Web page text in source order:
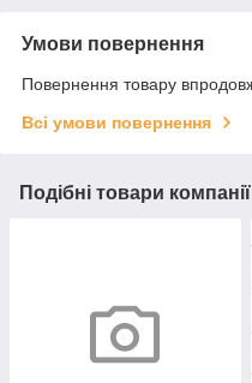
Умови повернення
Повернення товару
Всі умови повернення
Подібні товари компанії